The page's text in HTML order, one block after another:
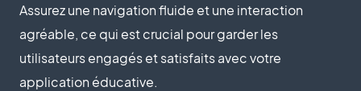
Assurez une navigation fluide et une interaction
agréable, ce qui est crucial pour garder les
utilisateurs engagés et satisfaits avec votre
application éducative.